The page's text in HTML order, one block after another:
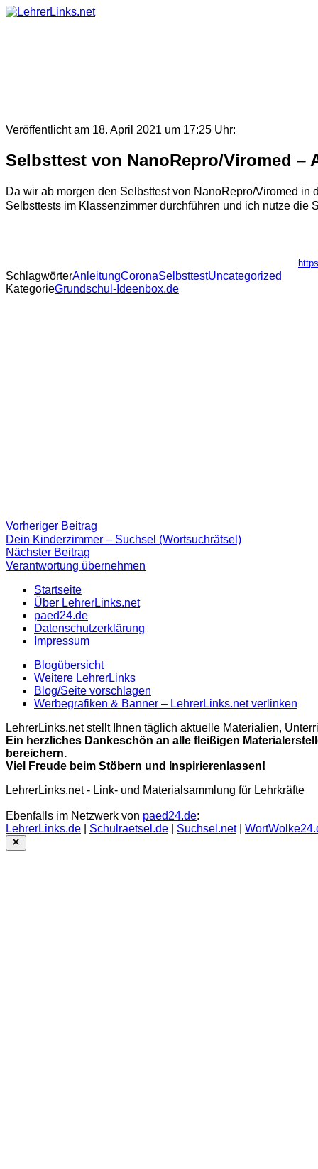
Skip
Veröffentlicht am 18. April 2021 um 17:25 Uhr:
Selbsttest von NanoRepro/Viromed –
Da wir ab morgen den Selbsttest von NanoRepro/Viromed
Selbsttests im Klassenzimmer durchführen und ich nutze die
SchlagwörterAnleitungCoronaSelbsttestUncategorized
KategorieGrundschul-Ideenbox.de
Beitragsnavigation
Vorheriger Beitrag
Beitrag:
Dein Kinderzimmer – Suchsel (Wortsuchrätsel)
Nächster Beitrag
Beitrag
Verantwortung übernehmen
Startseite
Über LehrerLinks.net
paed24.de
Datenschutzerklärung
Impressum
Blogübersicht
Weitere LehrerLinks
Blog/Seite vorschlagen
Werbegrafiken & Banner – LehrerLinks.net verlinken
LehrerLinks.net stellt Ihnen täglich aktuelle Materialien,
Ein herzliches Dankeschön an alle fleißigen
bereichern.
Viel Freude beim Stöbern und Inspirierenlassen!
LehrerLinks.net - Link- und Materialsammlung für Lehrkräfte
Ebenfalls im Netzwerk von paed24.de:
LehrerLinks.de
Schulraetsel.de Suchsel.net|
Close